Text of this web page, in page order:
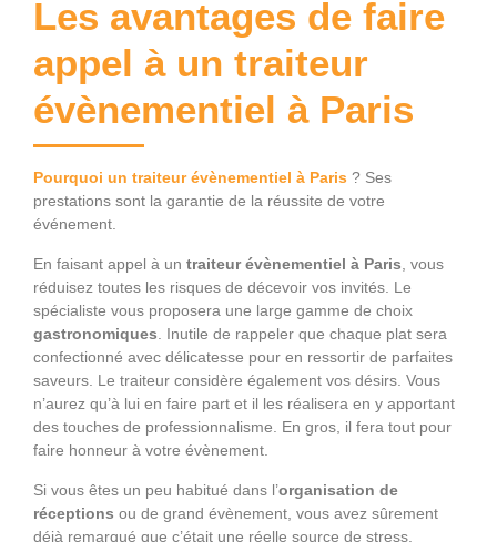
Les avantages de faire
appel à un traiteur
évènementiel à Paris
Pourquoi un traiteur évènementiel à Paris ? Ses
prestations sont la garantie de la réussite de votre
événement.
En faisant appel à un traiteur évènementiel à Paris , vous
réduisez toutes les risques de décevoir vos invités. Le
spécialiste vous proposera une large gamme de choix
gastronomiques . Inutile de rappeler que chaque plat sera
confectionné avec délicatesse pour en ressortir de parfaites
saveurs. Le traiteur considère également vos désirs. Vous
n’aurez qu’à lui en faire part et il les réalisera en y apportant
des touches de professionnalisme. En gros, il fera tout pour
faire honneur à votre évènement.
Si vous êtes un peu habitué dans l’organisation de
réceptions ou de grand évènement, vous avez sûrement
déjà remarqué que c’était une réelle source de stress.